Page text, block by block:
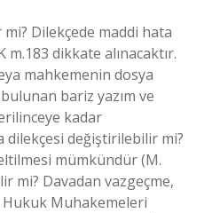
Dilekçede maddi hata
dikkate alınacaktır.
mahkemenin dosya
bariz yazım ve
kadar
dilekçesi değiştirilebilir mi?
mümkündür (M.
mi? Davadan vazgeçme,
Hukuk Muhakemeleri